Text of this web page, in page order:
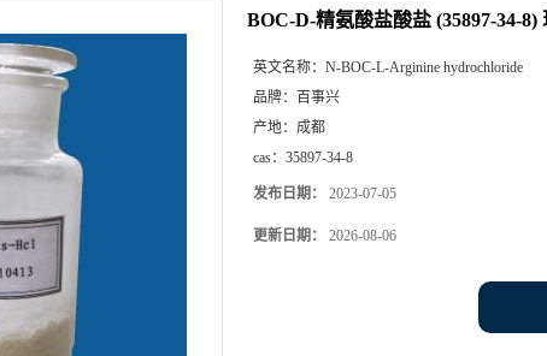
BOC-D-精氨酸盐酸盐 (35897-34-8)
英文名称： N-BOC-L-Arginine hydrochloride
品牌：
百事兴
产地： 成都
cas： 35897-34-8
发布日期： 2023-07-05
更新日期： 2026-08-06